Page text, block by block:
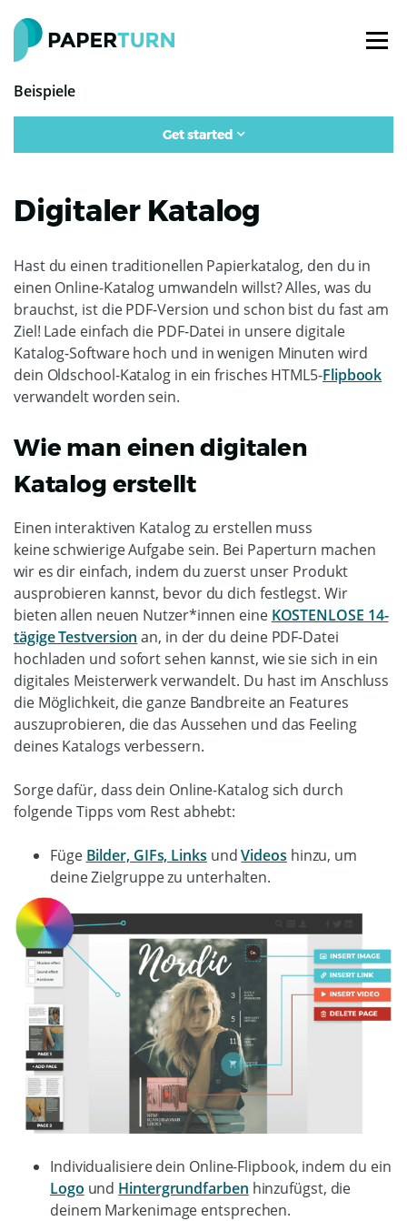
Beispiele
Get started
Digitaler Katalog
Hast du einen traditionellen Papierkatalog, den du in
einen Online-Katalog umwandeln willst? Alles, was du
brauchst, ist die PDF-Version und schon bist du fast am
Ziel! Lade einfach die PDF-Datei in unsere digitale
Katalog-Software hoch und in wenigen Minuten wird
dein Oldschool-Katalog in ein frisches HTML5-Flipbook
verwandelt worden sein.
Wie man einen digitalen
Katalog erstellt
Einen interaktiven Katalog zu erstellen muss
keine schwierige Aufgabe sein. Bei Paperturn machen
wir es dir einfach, indem du zuerst unser Produkt
ausprobieren kannst, bevor du dich festlegst. Wir
bieten allen neuen Nutzer*innen eine KOSTENLOSE 14-
tägige Testversion an, in der du deine PDF-Datei
hochladen und sofort sehen kannst, wie sie sich in ein
digitales Meisterwerk verwandelt. Du hast im Anschluss
die Möglichkeit, die ganze Bandbreite an Features
auszuprobieren, die das Aussehen und das Feeling
deines Katalogs verbessern.
Sorge dafür, dass dein Online-Katalog sich durch
folgende Tipps vom Rest abhebt:
Füge Bilder, GIFs, Links undVideos hinzu, um
deine Zielgruppe zu unterhalten.
Individualisiere dein Online-Flipbook, indem du ein
Logo und Hintergrundfarben hinzufügst, die
deinem Markenimage entsprechen.